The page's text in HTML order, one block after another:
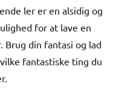
ler er en alsidig og
for at lave en
din fantasi og lad
fantastiske ting du